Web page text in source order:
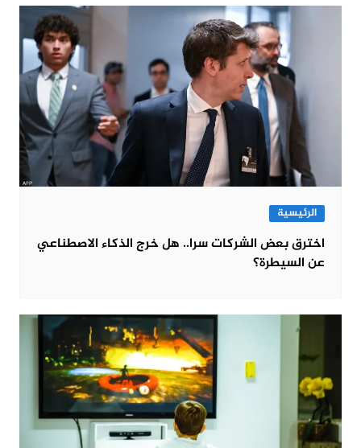
الرئيسية
اخترق بعض الشركات سرا.. هل خرج الذكاء الاصطناعي
عن السيطرة؟